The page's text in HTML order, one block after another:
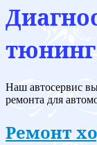
Наш автосервис
ремонта для
Ремонт